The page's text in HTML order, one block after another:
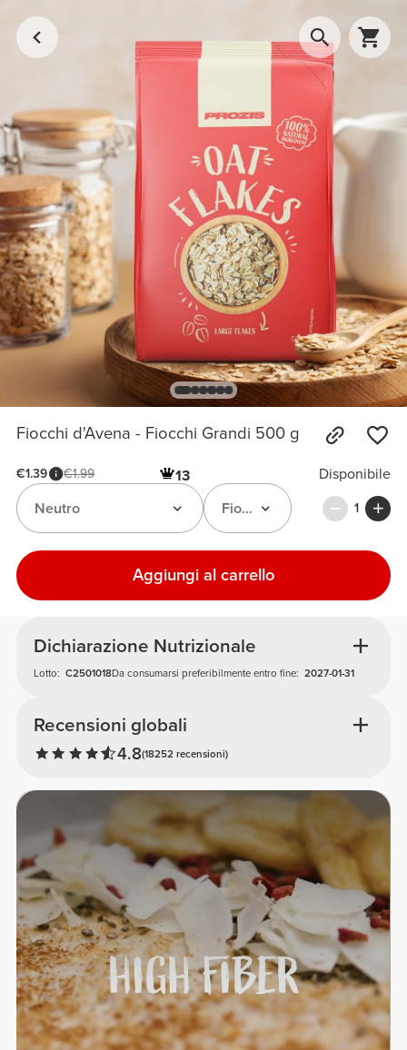
Fiocchi d'Avena - Fiocchi Grandi 500 g
€1.39 €1.99 13
Disponibile
Fiocchi d'Avena Grandi 500
Neutro 1
Aggiungi al carrello
Dichiarazione Nutrizionale
Lotto: C2501018Da consumarsi preferibilmente entro fine: 2027-01-31
Recensioni globali
4.8(18252 recensioni)